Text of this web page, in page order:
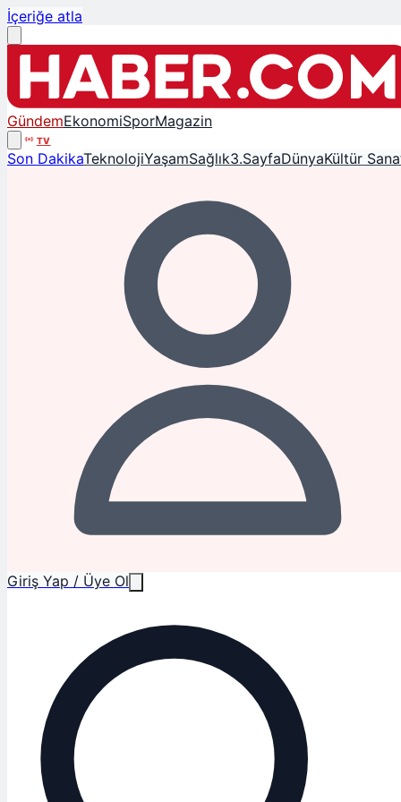
İçeriğe atla
GündemEkonomiSporMagazin
TV
Son DakikaTeknolojiYaşamSağlık3.SayfaDünyaKültür
Giriş Yap / Üye Ol